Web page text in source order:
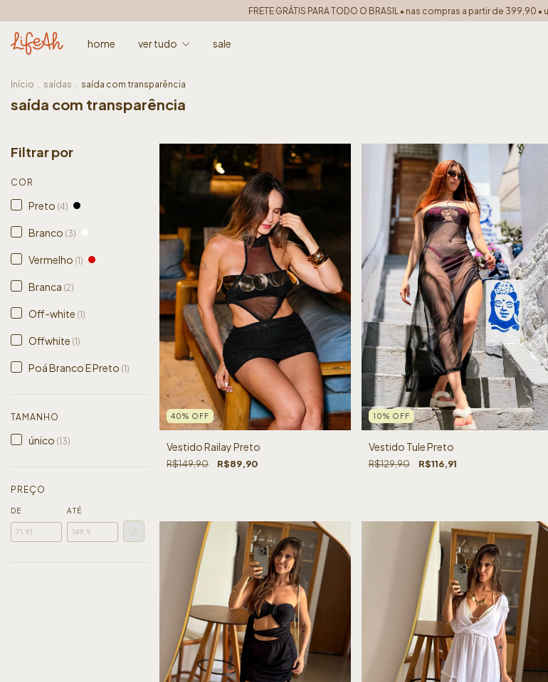
FRETE GRÁTIS PARA TODO O BRASIL • nas compras a partir de 399,90 • use o cupom LIFEAHBR
home ver tudo sale
Início saídas saída com transparência
saída com transparência
Filtrar por
COR
Preto (4)
Branco (3)
Vermelho (1)
Branca (2)
Off-white (1)
Offwhite (1)
Poá Branco E Preto (1)
TAMANHO
único (13)
PREÇO
DE ATÉ
40% OFF
Vestido Railay Preto
R$149,90 R$89,90
10% OFF
Vestido Tule Preto
R$129,90 R$116,91